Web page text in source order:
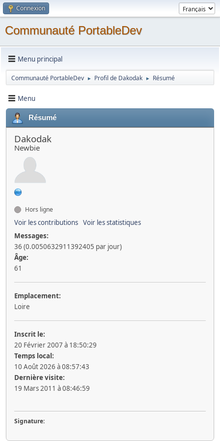
Connexion
Communauté PortableDev
Menu principal
Communauté PortableDev ► Profil de Dakodak ► Résumé
Menu
Résumé
Dakodak
Newbie
Hors ligne
Voir les contributions Voir les statistiques
Messages:
36 (0.0050632911392405 par jour)
Âge:
61
Emplacement:
Loire
Inscrit le:
20 Février 2007 à 18:50:29
Temps local:
10 Août 2026 à 08:57:43
Dernière visite:
19 Mars 2011 à 08:46:59
Signature: